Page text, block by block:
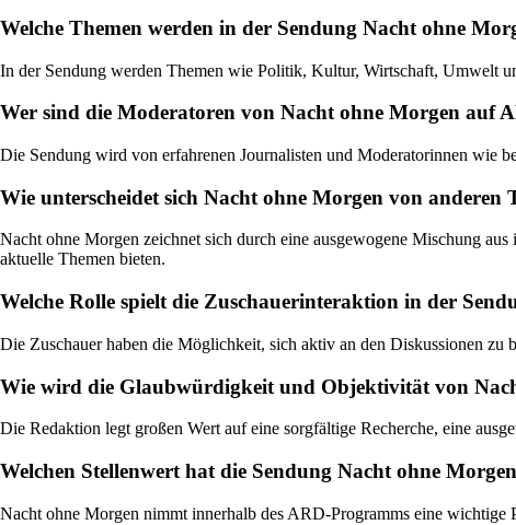
Welche Themen werden in der Sendung Nacht ohne
In der Sendung werden Themen wie Politik, Kultur, Wirtschaft, Umwelt
Wer sind die Moderatoren von Nacht ohne Morgen auf
Die Sendung wird von erfahrenen Journalisten und Moderatorinnen wie
Wie unterscheidet sich Nacht ohne Morgen von anderen
Nacht ohne Morgen zeichnet sich durch eine ausgewogene Mischung
aktuelle Themen bieten.
Welche Rolle spielt die Zuschauerinteraktion in der
Die Zuschauer haben die Möglichkeit, sich aktiv an den Diskussionen
Wie wird die Glaubwürdigkeit und Objektivität von
Die Redaktion legt großen Wert auf eine sorgfältige Recherche, eine
Welchen Stellenwert hat die Sendung Nacht ohne
Nacht ohne Morgen nimmt innerhalb des ARD-Programms eine